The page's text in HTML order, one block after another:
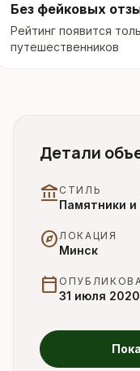
Без фейковых
Рейтинг появится
путешественников
Детали
account_balance СТИЛЬ
Памятники
exploreЛОКАЦИЯ
Минск
calendar_today31 июля 2020